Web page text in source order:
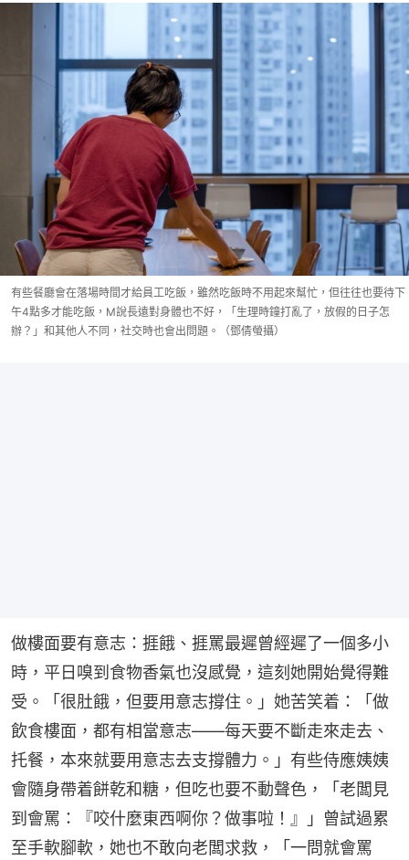
有些餐廳會在落場時間才給員工吃飯，雖然吃飯時不用起來幫忙，但往往也要待下
午4點多才能吃飯，M說長遠對身體也不好，「生理時鐘打亂了，放假的日子怎
辦？」和其他人不同，社交時也會出問題。（鄧倩螢攝）
做樓面要有意志：捱餓、捱罵最遲曾經遲了一個多小
時，平日嗅到食物香氣也沒感覺，這刻她開始覺得難
受。「很肚餓，但要用意志撐住。」她苦笑着：「做
飲食樓面，都有相當意志——每天要不斷走來走去、
托餐，本來就要用意志去支撐體力。」有些侍應姨姨
會隨身帶着餅乾和糖，但吃也要不動聲色，「老闆見
到會罵：『咬什麼東西啊你？做事啦！』」曾試過累
至手軟腳軟，她也不敢向老闆求救，「一問就會罵